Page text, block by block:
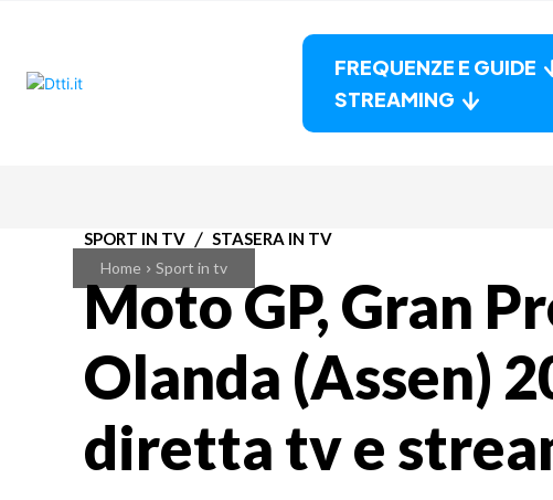
FREQUENZE E GUIDE
STREAMING
Home Sport in tv
SPORT IN TV STASERA IN TV
Moto GP, Gran
Olanda (Assen)
diretta tv e